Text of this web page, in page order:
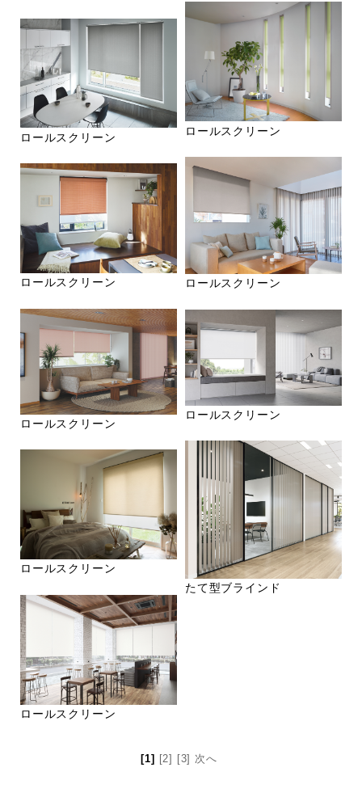
ロールスクリーン
ロールスクリーン
ロールスクリーン
ロールスクリーン
ロールスクリーン
ロールスクリーン
ロールスクリーン
ロールスクリーン
たて型ブラインド
[1] [2] [3] 次へ